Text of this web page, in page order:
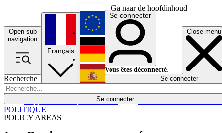
Ga naar de hoofdinhoud
Open sub
navigation
Close menu
Recherche
Se connecter
POLICY AREAS
Économie
Français
English
Deutsch
Español
Se connecter
Vous êtes déconnecté.
Se connecter
POLITIQUE